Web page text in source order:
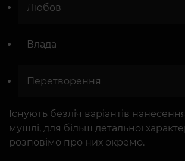
Любов
Влада
Перетворення
Існують безліч варіантів
мушлі, для більш детальної
розповімо про них окремо.